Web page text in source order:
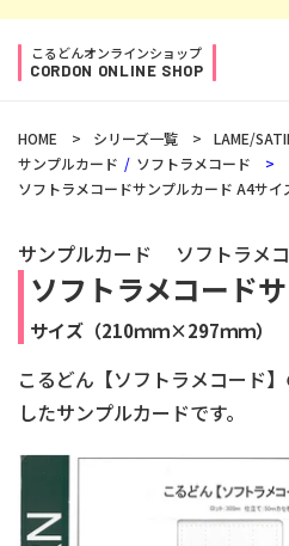
ンツに
進む
こるどんオンラインショップ
CORDON ONLINE SHOP
HOME シリーズ一覧
LAME/
サンプルカード
ソフトラメコード
ソフトラメコードサンプルカード A4サイ
サンプルカード ソフトラメ
ソフトラメコード
サイズ（210ｍｍ×297ｍｍ）
こるどん【ソフトラメコード
したサンプルカードです。